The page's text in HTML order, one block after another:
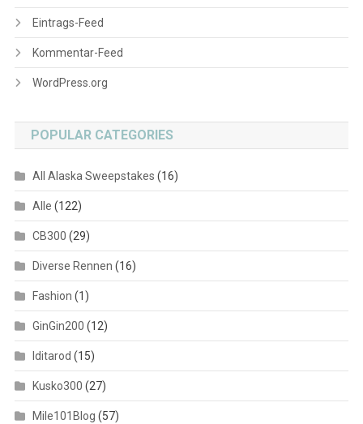
Eintrags-Feed
Kommentar-Feed
WordPress.org
POPULAR CATEGORIES
All Alaska Sweepstakes (16)
Alle (122)
CB300 (29)
Diverse Rennen (16)
Fashion (1)
GinGin200 (12)
Iditarod (15)
Kusko300 (27)
Mile101Blog (57)